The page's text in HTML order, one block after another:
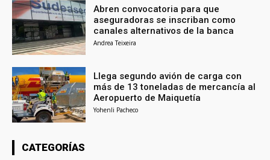
Abren convocatoria para que
aseguradoras se inscriban como
canales alternativos de la banca
Andrea Teixeira
Llega segundo avión de carga con
más de 13 toneladas de mercancía al
Aeropuerto de Maiquetía
Yohenli Pacheco
CATEGORÍAS